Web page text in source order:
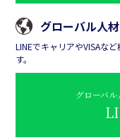
グローバル人
LINEでキャリアやVISAな
す。
グローバ